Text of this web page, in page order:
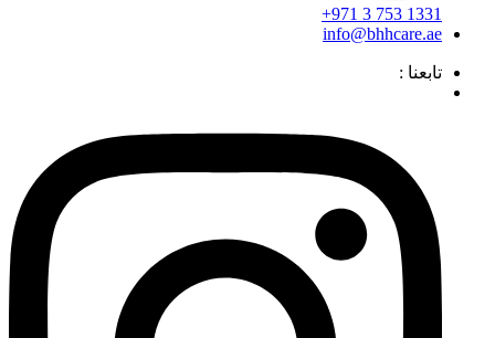
1331 753 3 971+
info@bhhcare.ae
تابعنا :